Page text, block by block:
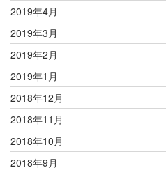
2019年4月
2019年3月
2019年2月
2019年1月
2018年12月
2018年11月
2018年10月
2018年9月